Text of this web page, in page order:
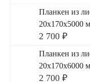
Планкен из
20x170x5000
2 700 ₽
Планкен из
20x170x6000
2 700 ₽